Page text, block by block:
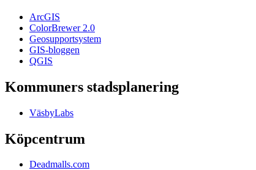
ArcGIS
ColorBrewer 2.0
Geosupportsystem
GIS-bloggen
QGIS
Kommuners stadsplanering
VäsbyLabs
Köpcentrum
Deadmalls.com